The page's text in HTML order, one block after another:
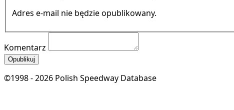
Adres e-mail nie będzie opublikowany.
Komentarz
Opublikuj
©1998 - 2026 Polish Speedway Database